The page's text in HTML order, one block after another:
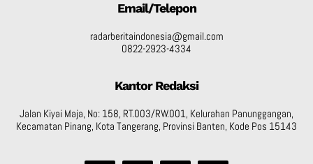
Email/Telepon
radarberitaindonesia@gmail.com
0822-2923-4334
Kantor Redaksi
Jalan Kiyai Maja, No: 158, RT.003/RW.001, Kelurahan Panunggangan,
Kecamatan Pinang, Kota Tangerang, Provinsi Banten, Kode Pos 15143